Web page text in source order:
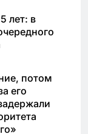
лет: в
потом
его